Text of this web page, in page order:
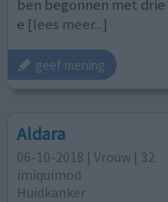
ben begonnen met
e [lees meer...]
geef mening
Aldara
06-10-2018 | Vrouw | 32
imiquimod
Huidkanker